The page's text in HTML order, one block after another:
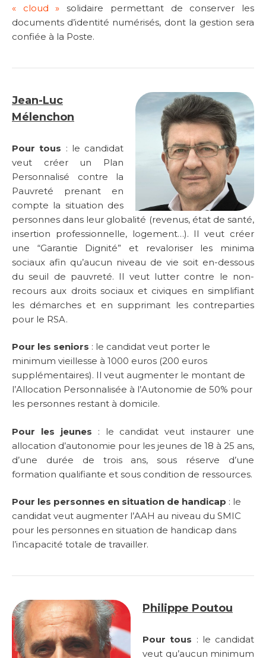
« cloud »solidaire permettant de conserver les
documents d’identité numérisés, dont la gestion sera
confiée à la Poste.
Jean-Luc
Mélenchon
Pour tous : le candidat
veut créer un Plan
Personnalisé contre la
Pauvreté prenant en
compte la situation des
personnes dans leur globalité (revenus, état de santé,
insertion professionnelle, logement…). Il veut créer
une “Garantie Dignité” et revaloriser les minima
sociaux afin qu’aucun niveau de vie soit en-dessous
du seuil de pauvreté. Il veut lutter contre le non-
recours aux droits sociaux et civiques en simplifiant
les démarches et en supprimant les contreparties
pour le RSA.
Pour les seniors : le candidat veut porter le
minimum vieillesse à 1000 euros (200 euros
supplémentaires). Il veut augmenter le montant de
l’Allocation Personnalisée à l’Autonomie de 50% pour
les personnes restant à domicile.
Pour les jeunes : le candidat veut instaurer une
allocation d’autonomie pour les jeunes de 18 à 25 ans,
d’une durée de trois ans, sous réserve d’une
formation qualifiante et sous condition de ressources.
Pour les personnes en situation de handicap : le
candidat veut augmenter l’AAH au niveau du SMIC
pour les personnes en situation de handicap dans
l’incapacité totale de travailler.
Philippe Poutou
Pour tous : le candidat
veut qu’aucun minimum